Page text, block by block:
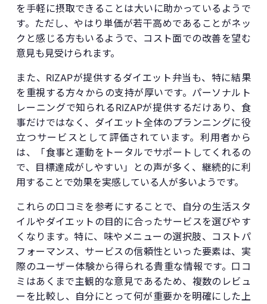
を手軽に摂取できることは大いに助かっているようで
す。ただし、やはり単価が若干高めであることがネッ
クと感じる方もいるようで、コスト面での改善を望む
意見も見受けられます。
また、RIZAPが提供するダイエット弁当も、特に結果
を重視する方々からの支持が厚いです。パーソナルト
レーニングで知られるRIZAPが提供するだけあり、食
事だけではなく、ダイエット全体のプランニングに役
立つサービスとして評価されています。利用者から
は、「食事と運動をトータルでサポートしてくれるの
で、目標達成がしやすい」との声が多く、継続的に利
用することで効果を実感している人が多いようです。
これらの口コミを参考にすることで、自分の生活スタ
イルやダイエットの目的に合ったサービスを選びやす
くなります。特に、味やメニューの選択肢、コストパ
フォーマンス、サービスの信頼性といった要素は、実
際のユーザー体験から得られる貴重な情報です。口コ
ミはあくまで主観的な意見であるため、複数のレビュ
ーを比較し、自分にとって何が重要かを明確にした上